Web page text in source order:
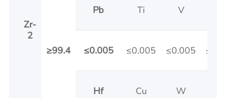
Zr-
2
≥99.4
Pb Ti V
≤0.005 ≤0.005 ≤0.005
Hf Cu W